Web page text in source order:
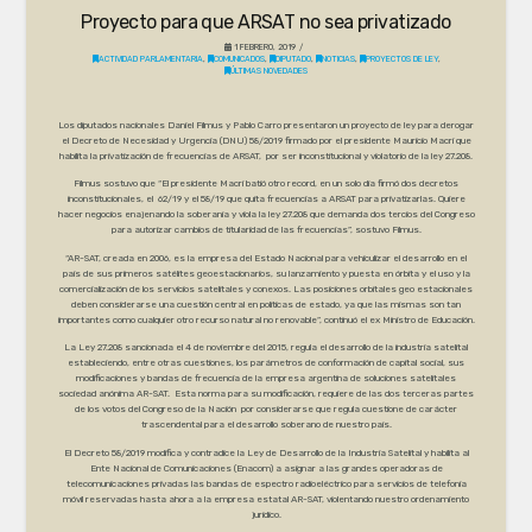
Proyecto para que ARSAT no sea privatizado
1 FEBRERO, 2019
ACTIVIDAD PARLAMENTARIA, COMUNICADOS, DIPUTADO, NOTICIAS, PROYECTOS DE LEY,
ÚLTIMAS NOVEDADES
Los diputados nacionales Daniel Filmus y Pablo Carro presentaron un proyecto de ley para derogar
el Decreto de Necesidad y Urgencia (DNU) 58/2019 firmado por el presidente Mauricio Macri que
habilita la privatización de frecuencias de ARSAT, por ser inconstitucional y violatorio de la ley 27.208.
Filmus sostuvo que “El presidente Macri batió otro record, en un solo día firmó dos decretos
inconstitucionales, el 62/19 y el 58/19 que quita frecuencias a ARSAT para privatizarlas. Quiere
hacer negocios enajenando la soberanía y viola la ley 27.208 que demanda dos tercios del Congreso
para autorizar cambios de titularidad de las frecuencias”, sostuvo Filmus.
“AR-SAT, creada en 2006, es la empresa del Estado Nacional para vehiculizar el desarrollo en el
país de sus primeros satélites geoestacionarios, su lanzamiento y puesta en órbita y el uso y la
comercialización de los servicios satelitales y conexos. Las posiciones orbitales geo estacionales
deben considerarse una cuestión central en políticas de estado, ya que las mismas son tan
importantes como cualquier otro recurso natural no renovable”, continuó el ex Ministro de Educación.
La Ley 27.208 sancionada el 4 de noviembre del 2015, regula el desarrollo de la industria satelital
estableciendo, entre otras cuestiones, los parámetros de conformación de capital social, sus
modificaciones y bandas de frecuencia de la empresa argentina de soluciones satelitales
sociedad anónima AR-SAT. Esta norma para su modificación, requiere de las dos terceras partes
de los votos del Congreso de la Nación por considerarse que regula cuestione de carácter
trascendental para el desarrollo soberano de nuestro país.
El Decreto 58/2019 modifica y contradice la Ley de Desarrollo de la Industria Satelital y habilita al
Ente Nacional de Comunicaciones (Enacom) a asignar a las grandes operadoras de
telecomunicaciones privadas las bandas de espectro radioeléctrico para servicios de telefonía
móvil reservadas hasta ahora a la empresa estatal AR-SAT, violentando nuestro ordenamiento
jurídico.